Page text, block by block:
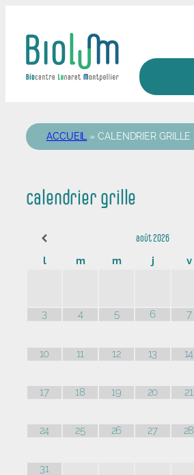
contenu
ACCUEIL »CALENDRIER GRILLE
calendrier grille
août2026
l
m m j v
3 4 5 6 7
10 11 12 13 14
17 18 19 20 21
24 25 26 27 28
31